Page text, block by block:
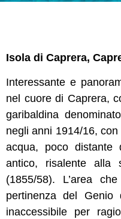
Isola di Caprera,
Interessante e
nel cuore di Caprera,
garibaldina
negli anni 1914/16,
acqua, poco distante
antico, risalente alla
(1855/58). L’area
pertinenza del Genio
inaccessibile per